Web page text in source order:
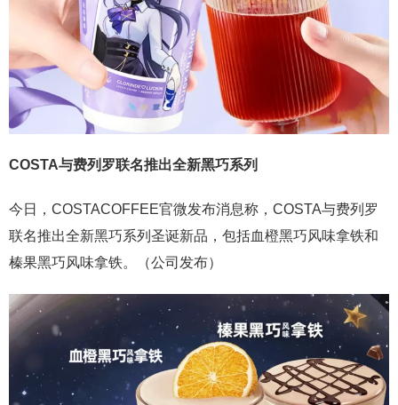
COSTA与费列罗联名推出全新黑巧系列
今日，COSTACOFFEE官微发布消息称，COSTA与费列罗
联名推出全新黑巧系列圣诞新品，包括血橙黑巧风味拿铁和
榛果黑巧风味拿铁。（公司发布）